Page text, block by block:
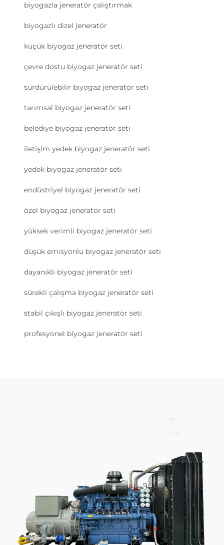
biyogazla jeneratör çalıştırmak
biyogazlı dizel jeneratör
küçük biyogaz jeneratör seti
çevre dostu biyogaz jeneratör seti
sürdürülebilir biyogaz jeneratör seti
tarımsal biyogaz jeneratör seti
belediye biyogaz jeneratör seti
iletişim yedek biyogaz jeneratör seti
yedek biyogaz jeneratör seti
endüstriyel biyogaz jeneratör seti
özel biyogaz jeneratör seti
yüksek verimli biyogaz jeneratör seti
düşük emisyonlu biyogaz jeneratör seti
dayanıklı biyogaz jeneratör seti
sürekli çalışma biyogaz jeneratör seti
stabil çıkışlı biyogaz jeneratör seti
profesyonel biyogaz jeneratör seti